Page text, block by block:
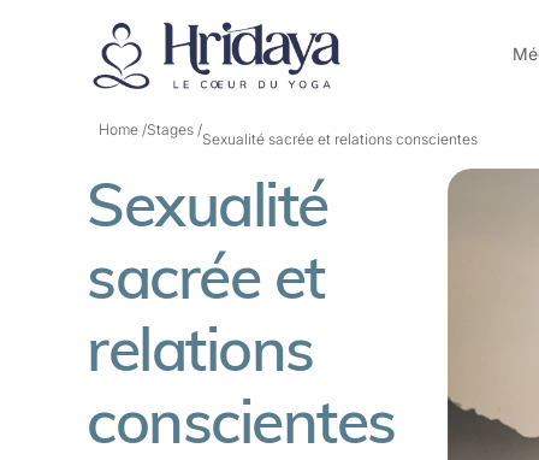
Home /Stages /
Sexualité sacrée et relations conscientes
Sexualité
sacrée et
relations
conscientes